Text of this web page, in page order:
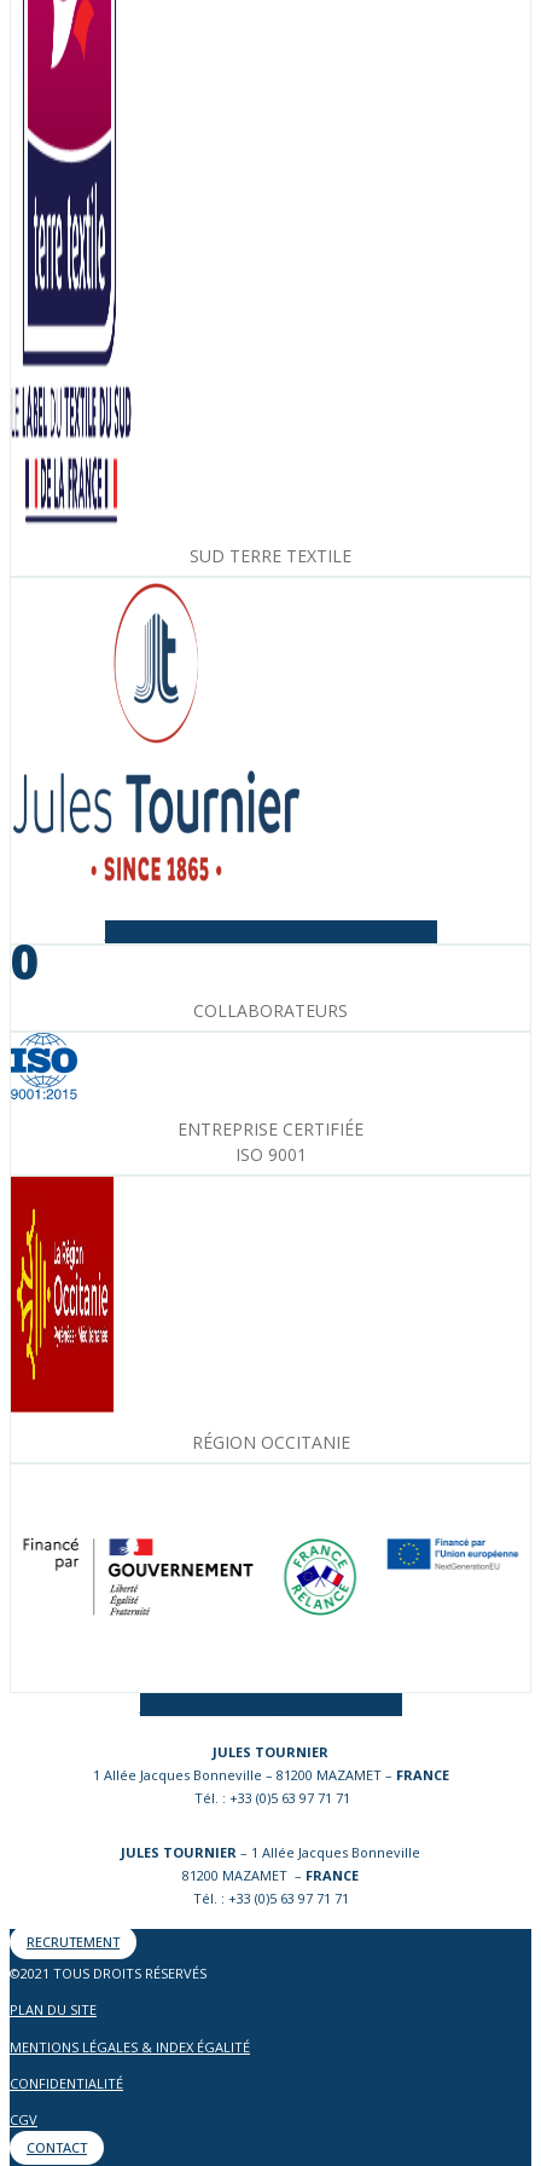
SUD TERRE TEXTILE
0
COLLABORATEURS
ENTREPRISE CERTIFIÉE
ISO 9001
RÉGION OCCITANIE
JULES TOURNIER
1 Allée Jacques Bonneville – 81200 MAZAMET – FRANCE
Tél. : +33 (0)5 63 97 71 71
JULES TOURNIER – 1 Allée Jacques Bonneville
81200 MAZAMET – FRANCE
Tél. : +33 (0)5 63 97 71 71
RECRUTEMENT
©2021 TOUS DROITS RÉSERVÉS
PLAN DU SITE
MENTIONS LÉGALES & INDEX ÉGALITÉ
CONFIDENTIALITÉ
CGV
CONTACT